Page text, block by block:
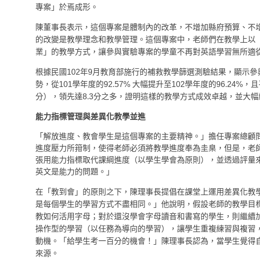
專案」於焉成形。
陳董事長表示，這個專案是體制內的改革，不增加縣府預算、
的改變是教學理念和教學管理。這個專案中，老師們在教學上
業」的教學方式，讓參與實驗專案的學童不再對英語學習無所適
根據民國102年9月教育部施行的補救教學篩選測驗結果，顯示
勢，從101學年度的92.57% 大幅提升至102學年度的96.24%，
分），領先達8.3分之多，證明這樣的教學方式成效卓越，並大
能力指標管理與差異化教學並進
「解放進度、教會學生是這個專案的主要精神。」擔任專案總
進度壓力所箝制，使得老師必須將教學進度奉為圭臬，但是，
張用能力指標取代課綱進度（以學生學會為原則），並透過評
英文是能力的問題。」
在「教到會」的原則之下，陳理事長提倡在課堂上運用差異化
是每個學生的學習方式不盡相同。」他說明，假設老師的教學
教如何活用字母；對於還沒學會字母讀音和書寫的學生，則繼
操作型的學習（以任務為導向的學習），讓學生重複練習與複
動機。「給學生考一百分的機會！」陳理事長認為，當學生覺
來源。